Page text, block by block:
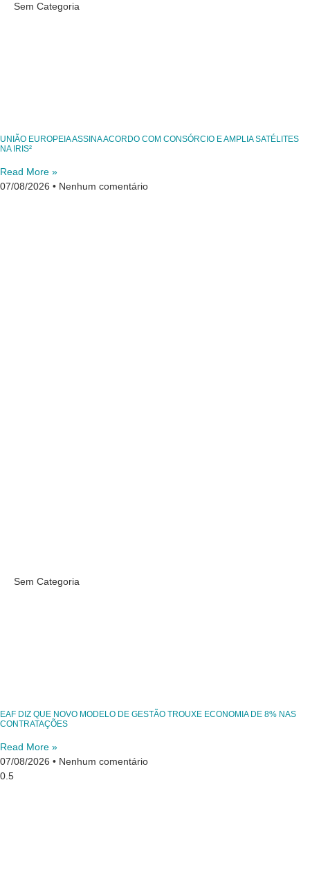
Sem Categoria
UNIÃO EUROPEIA ASSINA ACORDO COM CONSÓRCIO E AMPLIA SATÉLITES
NA IRIS²
Read More »
07/08/2026
Nenhum comentário
Sem Categoria
EAF DIZ QUE NOVO MODELO DE GESTÃO TROUXE ECONOMIA DE 8% NAS
CONTRATAÇÕES
Read More »
07/08/2026
Nenhum comentário